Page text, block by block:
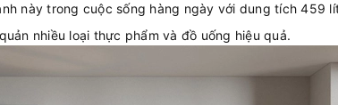
này trong cuộc sống hàng ngày với dung tích 459
nhiều loại thực phẩm và đồ uống hiệu quả.